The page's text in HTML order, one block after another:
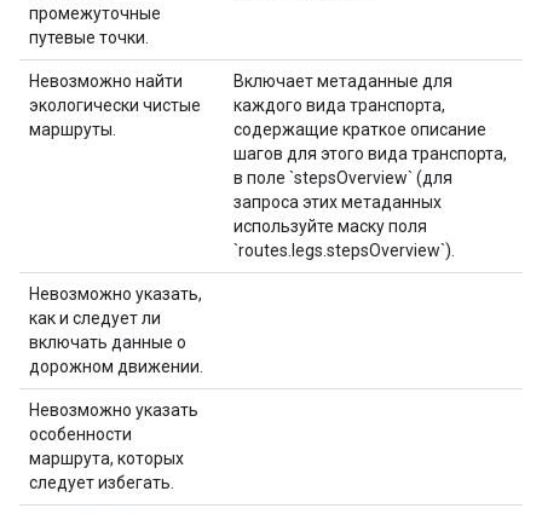
промежуточные
путевые точки.
Невозможно найти
экологически чистые
маршруты.
Включает метаданные для
каждого вида транспорта,
содержащие краткое описание
шагов для этого вида транспорта,
в поле `stepsOverview` (для
запроса этих метаданных
используйте маску поля
`routes.legs.stepsOverview`).
Невозможно указать,
как и следует ли
включать данные о
дорожном движении.
Невозможно указать
особенности
маршрута, которых
следует избегать.